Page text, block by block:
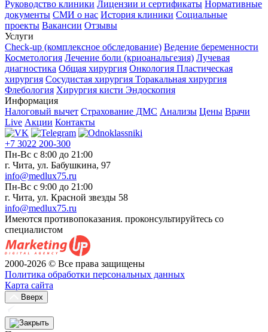
Руководство клиники Лицензии и сертификаты Нормативные
документы СМИ о нас История клиники Социальные
проекты Вакансии Отзывы
Услуги
Check-up (комплексное обследование) Ведение беременности
Косметология Лечение боли (криоанальгезия) Лучевая
диагностика Общая хирургия Онкология Пластическая
хирургия Сосудистая хирургия Торакальная хирургия
Флебология Хирургия кисти Эндоскопия
Информация
Налоговый вычет Страхование ДМС Анализы Цены Врачи
Live Акции Контакты
+7 3022 200-300
Пн-Вс с 8:00 до 21:00
г. Чита, ул. Бабушкина, 97
info@medlux75.ru
Пн-Вс с 9:00 до 21:00
г. Чита, ул. Красной звезды 58
info@medlux75.ru
Имеются противопоказания. проконсультируйтесь со
специалистом
2000-2026 © Все права защищены
Политика обработки персональных данных
Карта сайта
Вверх